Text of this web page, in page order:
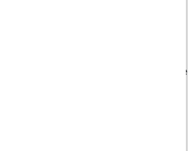
résistance mécanique, + bonne